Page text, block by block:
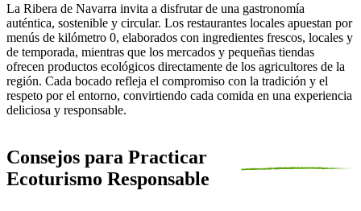
La Ribera de Navarra invita a disfrutar de una gastronomía
auténtica, sostenible y circular. Los restaurantes locales apuestan por
menús de kilómetro 0, elaborados con ingredientes frescos, locales y
de temporada, mientras que los mercados y pequeñas tiendas
ofrecen productos ecológicos directamente de los agricultores de la
región. Cada bocado refleja el compromiso con la tradición y el
respeto por el entorno, convirtiendo cada comida en una experiencia
deliciosa y responsable.
Consejos para Practicar
Ecoturismo Responsable